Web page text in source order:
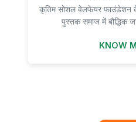
कृतिम सोशल वेलफेयर फाउंडेशन
पुस्तक समाज में बौद्धिक
KNOW